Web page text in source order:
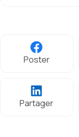
Poster
Partager